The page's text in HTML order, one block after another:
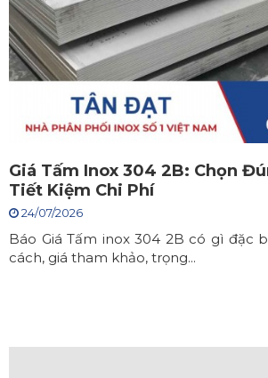
Giá Tấm Inox 304 2B: Chọn
Tiết Kiệm Chi Phí
24/07/2026
Báo Giá Tấm inox 304 2B có gì đặc
cách, giá tham khảo, trọng...